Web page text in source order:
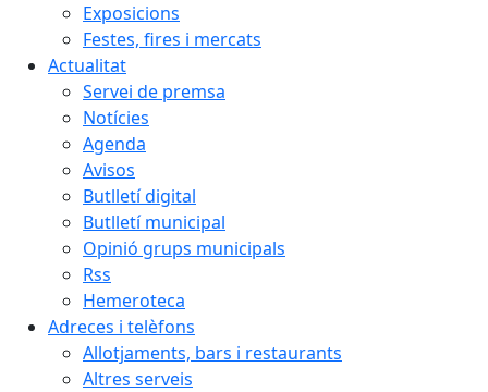
Exposicions
Festes, fires i mercats
Actualitat
Servei de premsa
Notícies
Agenda
Avisos
Butlletí digital
Butlletí municipal
Opinió grups municipals
Rss
Hemeroteca
Adreces i telèfons
Allotjaments, bars i restaurants
Altres serveis